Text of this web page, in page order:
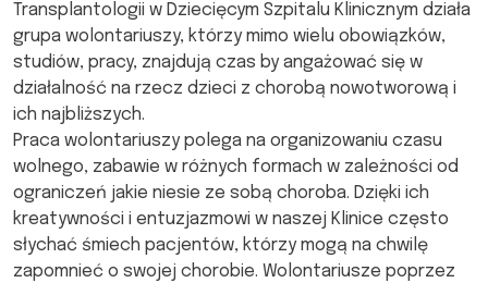
Transplantologii w Dziecięcym Szpitalu Klinicznym działa
grupa wolontariuszy, którzy mimo wielu obowiązków,
studiów, pracy, znajdują czas by angażować się w
działalność na rzecz dzieci z chorobą nowotworową i
ich najbliższych.
Praca wolontariuszy polega na organizowaniu czasu
wolnego, zabawie w różnych formach w zależności od
ograniczeń jakie niesie ze sobą choroba. Dzięki ich
kreatywności i entuzjazmowi w naszej Klinice często
słychać śmiech pacjentów, którzy mogą na chwilę
zapomnieć o swojej chorobie. Wolontariusze poprzez